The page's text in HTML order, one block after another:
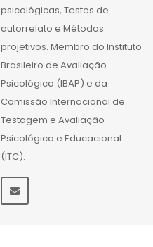
psicológicas, Testes de
autorrelato e Métodos
projetivos. Membro do Instituto
Brasileiro de Avaliação
Psicológica (IBAP) e da
Comissão Internacional de
Testagem e Avaliação
Psicológica e Educacional
(ITC).